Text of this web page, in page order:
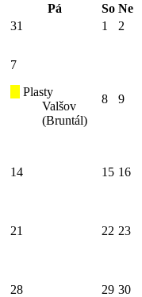
Pá So Ne
31 1 2
7
Plasty
Valšov
(Bruntál)
8 9
14 15 16
21 22 23
28 29 30